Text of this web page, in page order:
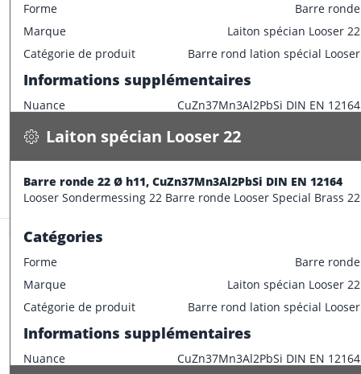
Forme
Barre ronde
Marque
Laiton spécian Looser 22
Catégorie de produit
Barre rond lation spécial Looser
Informations supplémentaires
Nuance CuZn37Mn3Al2PbSi DIN EN 12164
Caractéristiques dimensionnelles
Informations supplémentaires
Laiton spécian Looser 22
3.100 kg / m
Spécifications
Laiton spécian Looser 22
Barre ronde 22 Ø h11, CuZn37Mn3Al2PbSi DIN EN 12164
Looser Sondermessing 22 Barre ronde Looser Special Brass 22
Catégories
Forme
Barre ronde
Marque
Laiton spécian Looser 22
Catégorie de produit
Barre rond lation spécial Looser
Informations supplémentaires
Nuance CuZn37Mn3Al2PbSi DIN EN 12164
CONFECTIONNER
Stock: 23.0 m
Laiton spécian Looser 22
4.000 kg / m
Spécifications